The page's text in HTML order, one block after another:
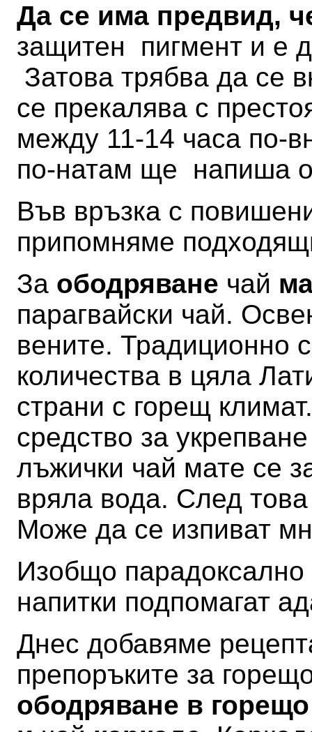
Да се има предвид,
защитен пигмент и е
Затова трябва да се
се прекалява с
между 11-14 часа по-
по-натам ще напиша
Във връзка с
припомняме
За ободряване чай
парагвайски чай.
вените. Традиционно
количества в цяла
страни с горещ
средство за
лъжички чай мате се
вряла вода. След
Може да се изпиват
Изобщо парадоксално
напитки подпомагат
Днес добавяме
препоръките за
ободряване в